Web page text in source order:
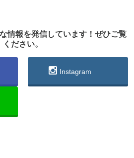
情報を発信しています！ぜひご覧
ください。
Instagram